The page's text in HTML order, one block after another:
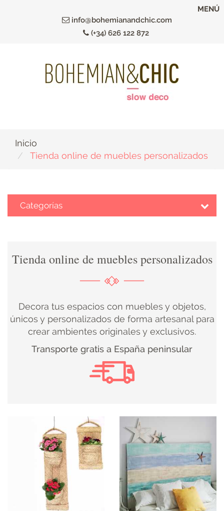
info@bohemianandchic.com
(+34) 626 122 872
MENÚ
Inicio
Tienda online de muebles personalizados
Categorías
DECOBODAS
MUEBLE
RECUPERADO
ILUMINACIÓN
Tienda online de muebles personalizados
Decora tus espacios con muebles y objetos,
únicos y personalizados de forma artesanal para
crear ambientes originales y exclusivos.
Transporte gratis a España peninsular